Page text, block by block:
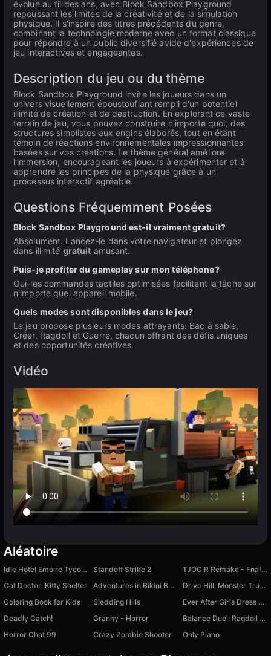
évolué au fil des ans, avec Block Sandbox Playground
repoussant les limites de la créativité et de la simulation
physique. Il s'inspire des titres précédents du genre,
combinant la technologie moderne avec un format classique
pour répondre à un public diversifié avide d'expériences de
jeu interactives et engageantes.
Description du jeu ou du thème
Block Sandbox Playground invite les joueurs dans un
univers visuellement époustouflant rempli d'un potentiel
illimité de création et de destruction. En explorant ce vaste
terrain de jeu, vous pouvez construire n'importe quoi, des
structures simplistes aux engins élaborés, tout en étant
témoin de réactions environnementales impressionnantes
basées sur vos créations. Le thème général améliore
l'immersion, encourageant les joueurs à expérimenter et à
apprendre les principes de la physique grâce à un
processus interactif agréable.
Questions Fréquemment Posées
Block Sandbox Playground est-il vraiment gratuit?
Absolument. Lancez-le dans votre navigateur et plongez
dans illimité gratuit amusant.
Puis-je profiter du gameplay sur mon téléphone?
Oui-les commandes tactiles optimisées facilitent la tâche sur
n'importe quel appareil mobile.
Quels modes sont disponibles dans le jeu?
Le jeu propose plusieurs modes attrayants: Bac à sable,
Créer, Ragdoll et Guerre, chacun offrant des défis uniques
et des opportunités créatives.
Vidéo
Aléatoire
Idle Hotel Empire Tycoon Standoff Strike 2
TJOC:R Remake - Fnaf 3D
Cat Doctor: Kitty Shelter
Adventures in Bikini Bottom
Drive Hill: Monster Trucks
Coloring Book for Kids
Sledding Hills
Ever After Girls Dress Up
Deadly Catch!
Granny - Horror
Balance Duel: Ragdoll Showdown
Horror Chat 99
Crazy Zombie Shooter Only Piano